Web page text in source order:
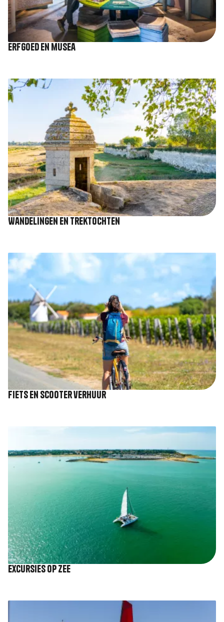
Erfgoed en musea
Afbeelding
Wandelingen en trektochten
Afbeelding
Fiets en scooter verhuur
Excursies op zee
Afbeelding